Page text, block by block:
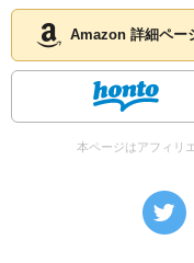
Amazon 詳細ペー
本ページはアフィリ